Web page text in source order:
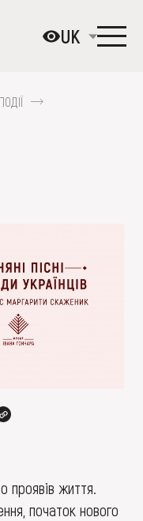
UK
ПОДІЇ
проявів життя.
початок нового